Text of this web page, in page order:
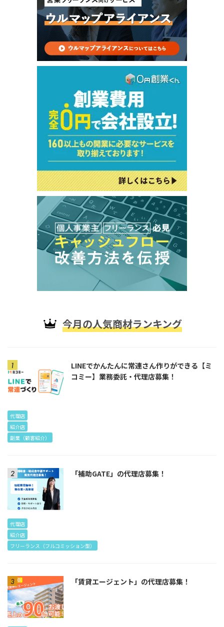
今月の人気商材ランキング
LINEでかんたんに常連さん作りができる【ミ
コミー】業務委託・代理店募集！
代理店
紹介店
副業（顧客紹介）
「補助GATE」の代理店募集！
代理店
紹介店
フリーランス（フルコミッション型）
「賃貸エージェント」の代理店募集！